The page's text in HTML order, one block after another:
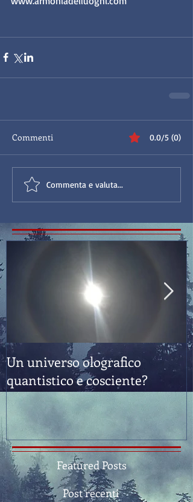
Commenti 0.0/5 (0)
Commenta e valuta...
Un universo olografico
quantistico e cosciente?
Featured Posts
Post recenti